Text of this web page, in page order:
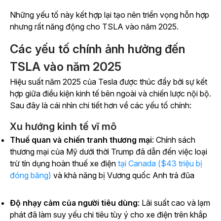
Những yếu tố này kết hợp lại tạo nên triển vọng hỗn hợp
nhưng rất năng động cho TSLA vào năm 2025.
Các yếu tố chính ảnh hưởng đến
TSLA vào năm 2025
Hiệu suất năm 2025 của Tesla được thúc đẩy bởi sự kết
hợp giữa điều kiện kinh tế bên ngoài và chiến lược nội bộ.
Sau đây là cái nhìn chi tiết hơn về các yếu tố chính:
Xu hướng kinh tế vĩ mô
Thuế quan và chiến tranh thương mại: Chính sách
thương mại của Mỹ dưới thời Trump đã dẫn đến việc loại
trừ tín dụng hoàn thuế xe điện tại Canada ($43 triệu bị
đóng băng) và khả năng bị Vương quốc Anh trả đũa
Độ nhạy cảm của người tiêu dùng: Lãi suất cao và lạm
phát đã làm suy yếu chi tiêu tùy ý cho xe điện trên khắp